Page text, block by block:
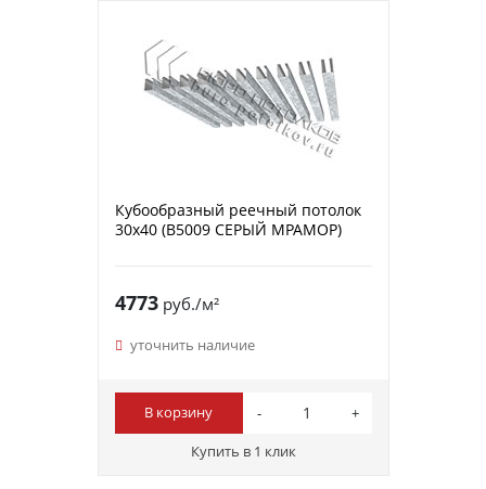
Кубообразный реечный потолок
30х40 (B5009 СЕРЫЙ МРАМОР)
4773руб./м²
уточнить наличие
В корзину
Купить в 1 клик